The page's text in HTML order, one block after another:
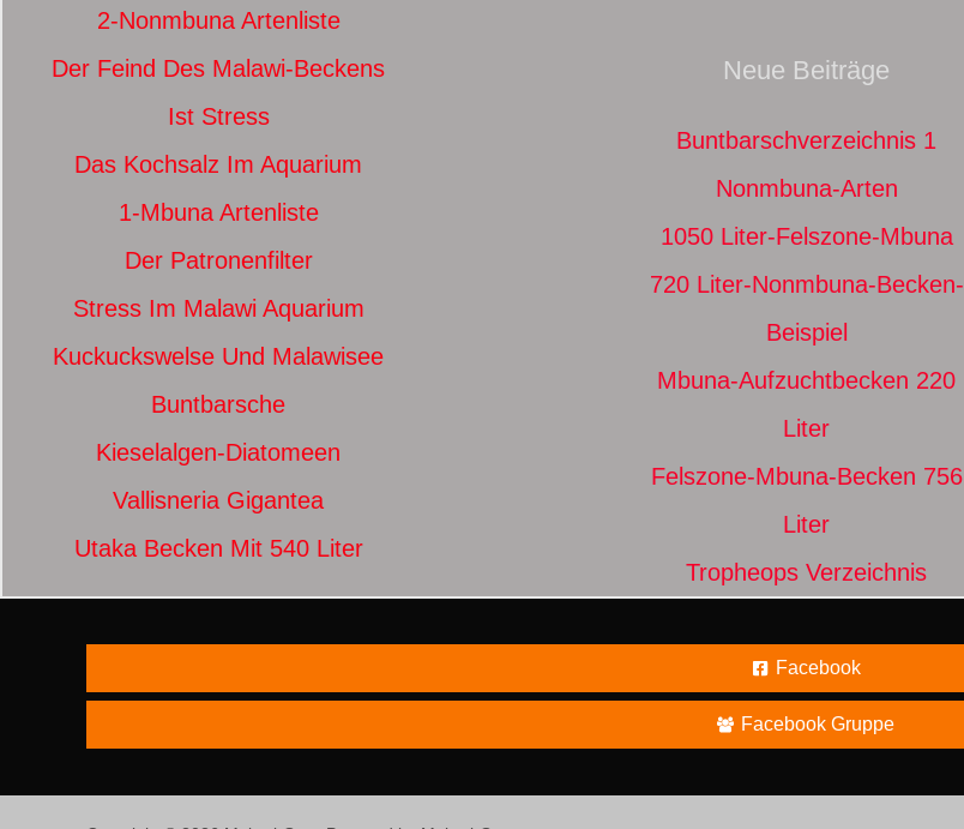
2-Nonmbuna Artenliste
Der Feind Des Malawi-Beckens
Ist Stress
Das Kochsalz Im Aquarium
1-Mbuna Artenliste
Der Patronenfilter
Stress Im Malawi Aquarium
Kuckuckswelse Und Malawisee
Buntbarsche
Kieselalgen-Diatomeen
Vallisneria Gigantea
Utaka Becken Mit 540 Liter
Neue Beiträge
Buntbarschverzeichnis 1
Nonmbuna-Arten
1050 Liter-Felszone-Mbuna
720 Liter-Nonmbuna-Becken-
Beispiel
Mbuna-Aufzuchtbecken 220
Liter
Felszone-Mbuna-Becken 756
Liter
Tropheops Verzeichnis
Facebook
Facebook Gruppe